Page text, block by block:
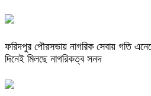
ফরিদপুর পৌরসভায় নাগরিক সেবায় গতি
দিনেই মিলছে নাগরিকত্ব সনদ